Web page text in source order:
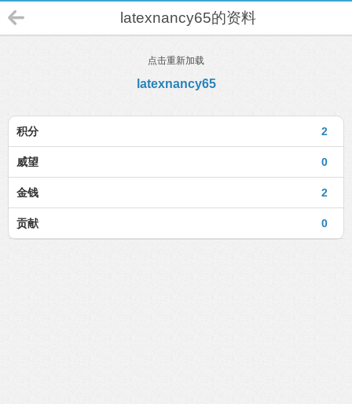
latexnancy65的资料
点击重新加载
latexnancy65
2
积分
0
威望
2
金钱
0
贡献